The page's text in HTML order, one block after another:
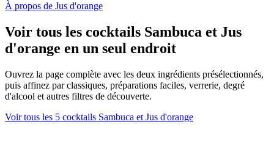
À propos de Jus d'orange
Voir tous les cocktails Sambuca et Jus
d'orange en un seul endroit
Ouvrez la page complète avec les deux ingrédients présélectionnés,
puis affinez par classiques, préparations faciles, verrerie, degré
d'alcool et autres filtres de découverte.
Voir tous les 5 cocktails Sambuca et Jus d'orange